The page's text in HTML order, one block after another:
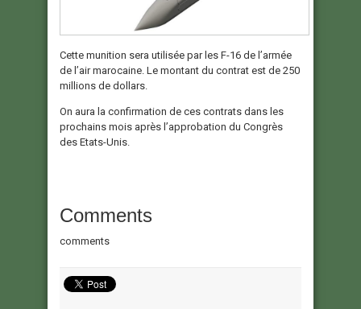
Cette munition sera utilisée par les F-16 de l’armée
de l’air marocaine. Le montant du contrat est de 250
millions de dollars.
On aura la confirmation de ces contrats dans les
prochains mois après l’approbation du Congrès
des Etats-Unis.
Comments
comments